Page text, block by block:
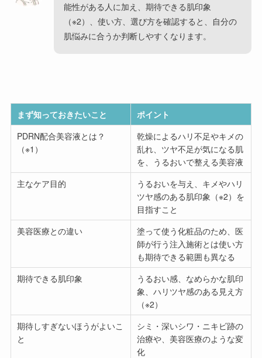
能性がある人に加え、期待できる肌印象
（※2）、使い方、選び方を確認すると、自分の
肌悩みに合うか判断しやすくなります。
まず知っておきたいこと
ポイント
PDRN配合美容液とは？
（※1）
乾燥によるハリ不足やキメの
乱れ、ツヤ不足が気になる肌
を、うるおいで整える美容液
主なケア目的
うるおいを与え、キメやハリ
ツヤ感のある肌印象（※2）を
目指すこと
美容医療との違い
塗って使う化粧品のため、医
師が行う注入施術とは使い方
も期待できる範囲も異なる
期待できる肌印象
うるおい感、なめらかな肌印
象、ハリツヤ感のある見え方
（※2）
期待しすぎないほうがよいこ
と
シミ・深いシワ・ニキビ跡の
治療や、美容医療のような変
化